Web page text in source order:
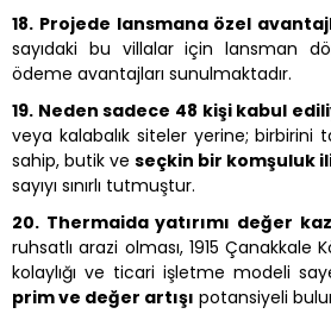
18. Projede lansmana özel
sayıdaki bu villalar için lansman
ödeme avantajları sunulmaktadır.
19. Neden sadece 48 kişi kabul
veya kalabalık siteler yerine; birbirini
sahip, butik ve seçkin bir komşuluk
sayıyı sınırlı tutmuştur.
20. Thermaida yatırımı değer
ruhsatlı arazi olması, 1915 Çanakkale
kolaylığı ve ticari işletme modeli
prim ve değer artışı potansiyeli